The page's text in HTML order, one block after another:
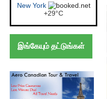
London
+22°C
இங்கேயும் தட்டுங்கள்